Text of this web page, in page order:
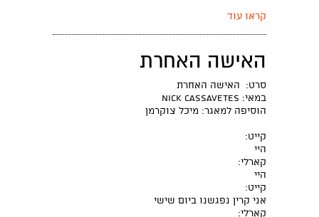
קראו עוד
האישה האחרת
סרט: האישה האחרת
במאי: Nick Cassavetes
הוסיפה למאגר: מיכל צוקרמן
קייט:
היי
קארלי:
היי
קייט:
אני קרין נפגשנו ביום שישי
קארלי: